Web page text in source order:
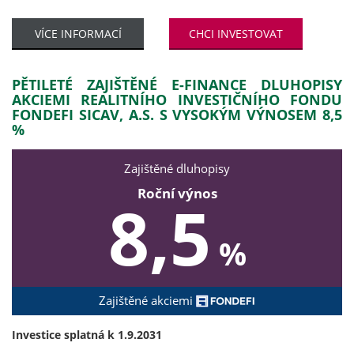
VÍCE INFORMACÍ CHCI INVESTOVAT
PĚTILETÉ ZAJIŠTĚNÉ E-FINANCE DLUHOPISY
AKCIEMI REALITNÍHO INVESTIČNÍHO FONDU
FONDEFI SICAV, A.S. S VYSOKÝM VÝNOSEM 8,5
%
Zajištěné dluhopisy
Roční výnos
8,5 %
Zajištěné akciemi
Investice splatná k 1.9.2031